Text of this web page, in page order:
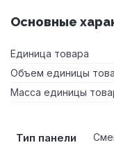
Основные
Единица товара
Объем единицы
Масса единицы
Тип панели